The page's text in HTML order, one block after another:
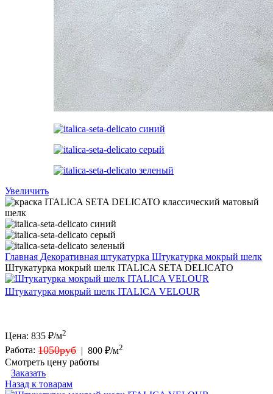
Увеличить
Главная Декоративная штукатурка Штукатурка мокрый шелк
Штукатурка мокрый шелк ITALICA SETA DELICATO
Штукатурка мокрый шелк ITALICA VELOUR
Цена: 835 ₽/м2
Работа: 1050руб | 800 ₽/м2
Смотреть цену работы
Заказать
Назад к товарам